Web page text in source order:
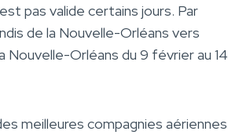
pas valide certains jours. Par
de la Nouvelle-Orléans vers
Nouvelle-Orléans du 9 février au 14
meilleures compagnies aériennes